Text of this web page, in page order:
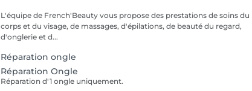
L'équipe de French'Beauty vous propose des prestations de soins du
corps et du visage, de massages, d'épilations, de beauté du regard,
d'onglerie et d...
Réparation ongle
Réparation Ongle
Réparation d'1 ongle uniquement.